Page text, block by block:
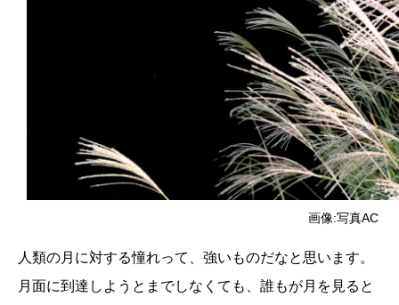
画像:写真AC
人類の月に対する憧れって、強いものだなと思います。
月面に到達しようとまでしなくても、誰もが月を見ると